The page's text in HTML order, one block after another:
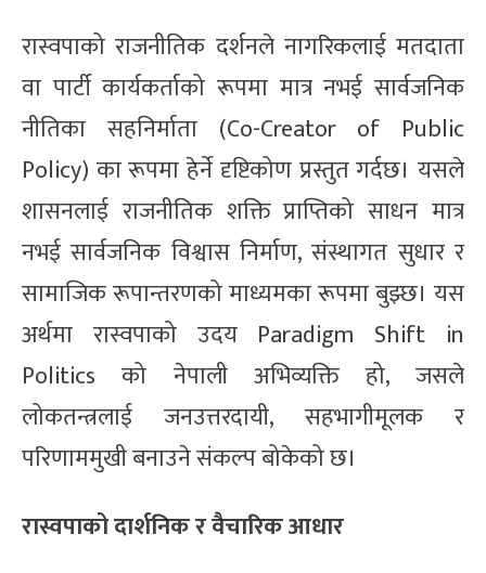
रास्वपाको राजनीतिक दर्शनले नागरिकलाई मतदाता
वा पार्टी कार्यकर्ताको रूपमा मात्र नभई सार्वजनिक
नीतिका सहनिर्माता (Co-Creator of Public
Policy) का रूपमा हेर्ने दृष्टिकोण प्रस्तुत गर्दछ। यसले
शासनलाई राजनीतिक शक्ति प्राप्तिको साधन मात्र
नभई सार्वजनिक विश्वास निर्माण, संस्थागत सुधार र
सामाजिक रूपान्तरणको माध्यमका रूपमा बुझ्छ। यस
अर्थमा रास्वपाको उदय Paradigm Shift in
Politics को नेपाली अभिव्यक्ति हो, जसले
लोकतन्त्रलाई जनउत्तरदायी, सहभागीमूलक र
परिणाममुखी बनाउने संकल्प बोकेको छ।
रास्वपाको दार्शनिक र वैचारिक आधार